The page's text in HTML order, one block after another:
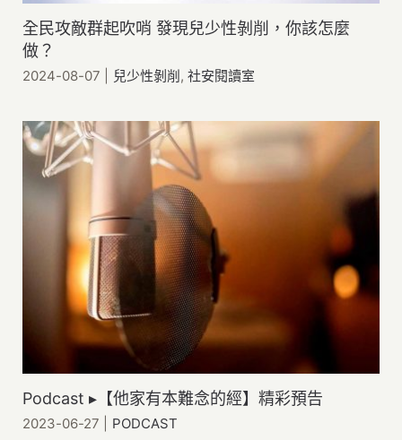
全民攻敵群起吹哨 發現兒少性剝削，你該怎麼
做？
2024-08-07 兒少性剝削,社安閱讀室
Podcast ▸【他家有本難念的經】精彩預告
2023-06-27 PODCAST